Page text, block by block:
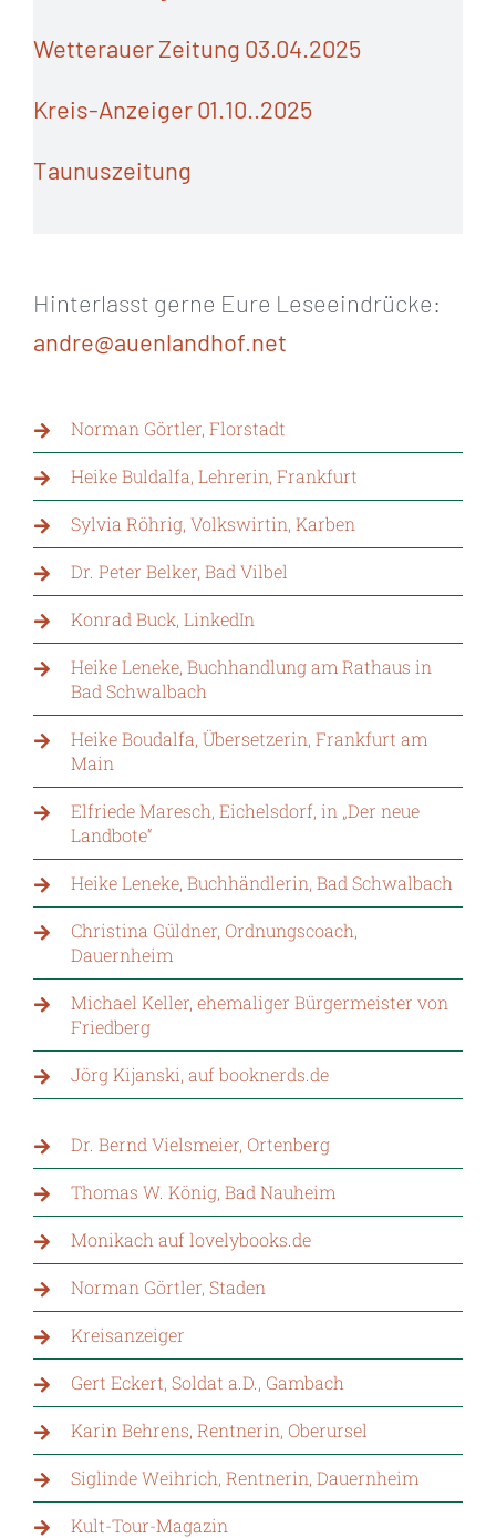
Wetterauer Zeitung 03.04.2025
Kreis-Anzeiger 01.10..2025
Taunuszeitung
Hinterlasst gerne Eure Leseeindrücke:
andre@auenlandhof.net
Norman Görtler, Florstadt
Heike Buldalfa, Lehrerin, Frankfurt
Sylvia Röhrig, Volkswirtin, Karben
Dr. Peter Belker, Bad Vilbel
Konrad Buck, LinkedIn
Heike Leneke, Buchhandlung am Rathaus in
Bad Schwalbach
Heike Boudalfa, Übersetzerin, Frankfurt am
Main
Elfriede Maresch, Eichelsdorf, in „Der neue
Landbote“
Heike Leneke, Buchhändlerin, Bad Schwalbach
Christina Güldner, Ordnungscoach,
Dauernheim
Michael Keller, ehemaliger Bürgermeister von
Friedberg
Jörg Kijanski, auf booknerds.de
Dr. Bernd Vielsmeier, Ortenberg
Thomas W. König, Bad Nauheim
Monikach auf lovelybooks.de
Norman Görtler, Staden
Kreisanzeiger
Gert Eckert, Soldat a.D., Gambach
Karin Behrens, Rentnerin, Oberursel
Siglinde Weihrich, Rentnerin, Dauernheim
Kult-Tour-Magazin